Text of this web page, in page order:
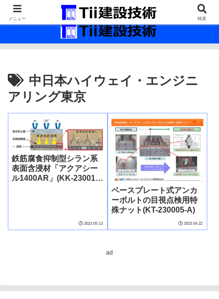
最新の建設技術の情報インフラ。
中日本ハイウェイ・エンジニ
アリング東京
鉄筋腐食抑制型シラン系
表面含浸材「アクアシー
ル1400AR」(KK-230014-
2023-05-13
ベースプレート式アンカ
ーボルトの目視点検用特
殊ナット(KT-230005-A)
2023-04-22
ad
メニュー 検索